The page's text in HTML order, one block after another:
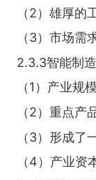
（2）雄厚的
（3）市场需
2.3.3智能制
（1）产业规
（2）重点产
（3）形成了
（4）产业资